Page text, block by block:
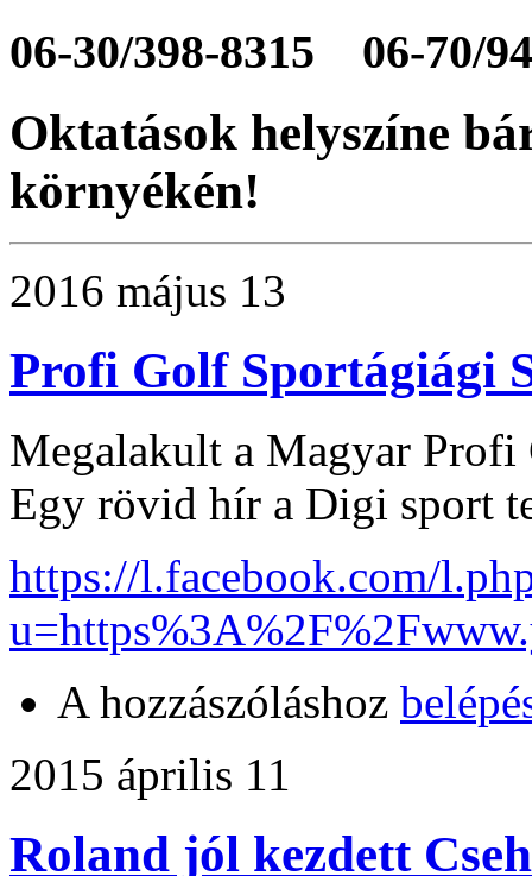
06-30/398-8315 06-70/
Oktatások helyszíne
környékén!
2016 május 13
Profi Golf Sportágiági
Megalakult a Magyar Profi
Egy rövid hír a Digi sport
https://l.facebook.com/
A hozzászóláshoz
2015 április 11
Roland jól kezdett